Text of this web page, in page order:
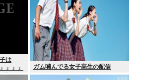
は
」」」
待て
ガム噛んでる女子高生の配信